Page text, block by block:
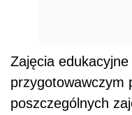
Zajęcia
przygotowawczym
poszczególnych